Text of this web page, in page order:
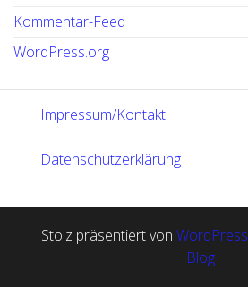
Kommentar-Feed
WordPress.org
Impressum/Kontakt
Datenschutzerklärung
Stolz präsentiert von WordPress
Blog